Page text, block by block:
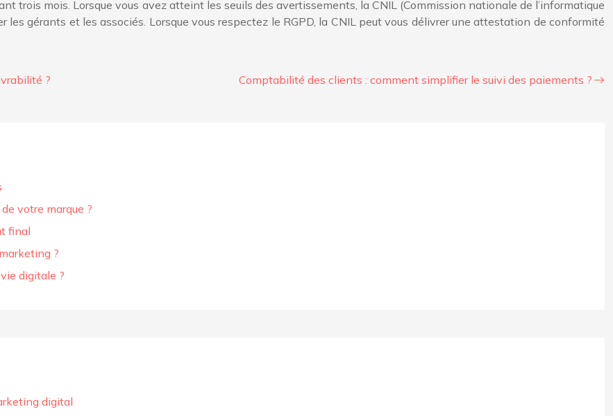
trois mois. Lorsque vous avez atteint les seuils des avertissements, la CNIL (Commission nationale de l’informatique
gérants et les associés. Lorsque vous respectez le RGPD, la CNIL peut vous délivrer une attestation de conformité
? Comptabilité des clients : comment simplifier le suivi des paiements ?
votre marque ?
final
?
digitale ?
digital